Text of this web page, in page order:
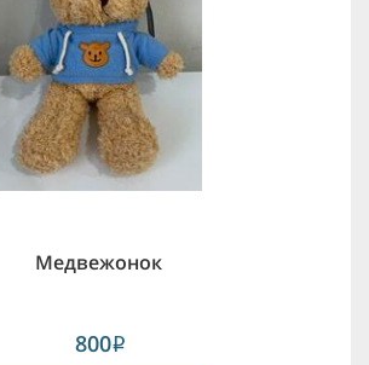
Медвежонок
800i